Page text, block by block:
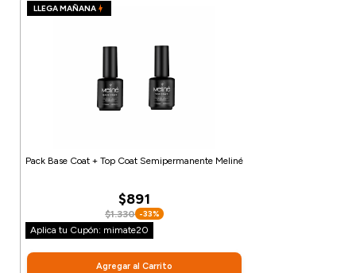
LLEGA MAÑANA
Pack Base Coat + Top Coat Semipermanente Meliné
$891
$1.330 -33%
Aplica tu Cupón: mimate20
Agregar al Carrito